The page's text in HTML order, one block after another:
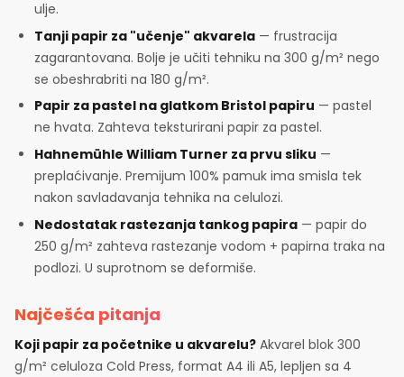
ulje.
Tanji papir za "učenje" akvarela — frustracija
zagarantovana. Bolje je učiti tehniku na 300 g/m² nego
se obeshrabriti na 180 g/m².
Papir za pastel na glatkom Bristol papiru — pastel
ne hvata. Zahteva teksturirani papir za pastel.
Hahnemühle William Turner za prvu sliku —
preplaćivanje. Premijum 100% pamuk ima smisla tek
nakon savladavanja tehnika na celulozi.
Nedostatak rastezanja tankog papira — papir do
250 g/m² zahteva rastezanje vodom + papirna traka na
podlozi. U suprotnom se deformiše.
Najčešća pitanja
Koji papir za početnike u akvarelu? Akvarel blok 300
g/m² celuloza Cold Press, format A4 ili A5, lepljen sa 4